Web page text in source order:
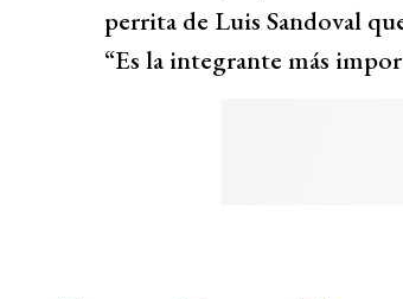
perrita de Luis Sandoval
“Es la integrante más